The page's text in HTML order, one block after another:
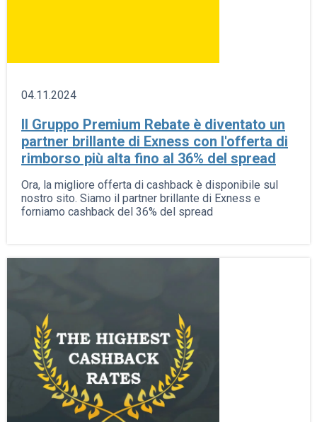
04.11.2024
Il Gruppo Premium Rebate è diventato un
partner brillante di Exness con l'offerta di
rimborso più alta fino al 36% del spread
Ora, la migliore offerta di cashback è disponibile sul
nostro sito. Siamo il partner brillante di Exness e
forniamo cashback del 36% del spread